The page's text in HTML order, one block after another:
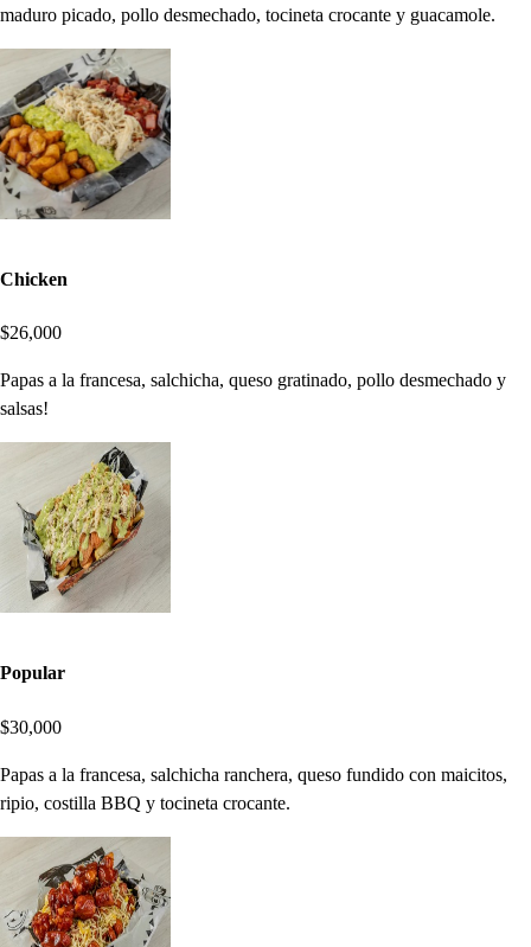
maduro picado, pollo desmechado, tocineta crocante y guacamole.
Chicken
$26,000
Papas a la francesa, salchicha, queso gratinado, pollo desmechado y
salsas!
Popular
$30,000
Papas a la francesa, salchicha ranchera, queso fundido con maicitos,
ripio, costilla BBQ y tocineta crocante.